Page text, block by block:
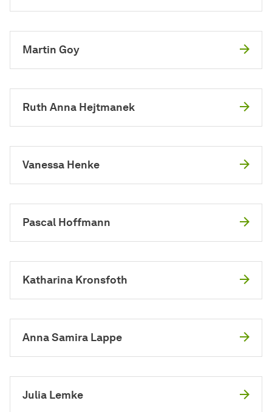
Martin Goy
Ruth Anna Hejtmanek
Vanessa Henke
Pascal Hoffmann
Katharina Kronsfoth
Anna Samira Lappe
Julia Lemke